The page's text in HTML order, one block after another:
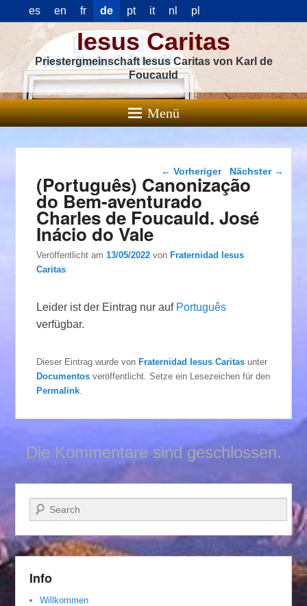
es en fr de pt it nl pl
Iesus Caritas
Priestergmeinschaft Iesus Caritas von Karl de
Foucauld
Menü
Beitragsnavigation
← Vorheriger Nächster →
(Português) Canonização
do Bem-aventurado
Charles de Foucauld. José
Inácio do Vale
Veröffentlicht am13/05/2022 vonFraternidad Iesus
Caritas
Leider ist der Eintrag nur auf Português
verfügbar.
Dieser Eintrag wurde vonFraternidad Iesus Caritas unter
Documentos veröffentlicht. Setze ein Lesezeichen für den
Permalink
Die Kommentare sind geschlossen.
Suchen
Info
Willkommen